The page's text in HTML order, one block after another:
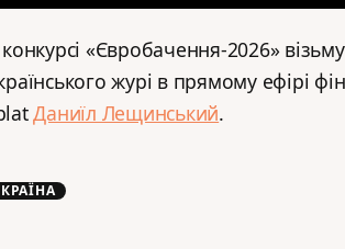
«Євробачення-2026»
журі в прямому ефірі
Даниїл Лещинський.